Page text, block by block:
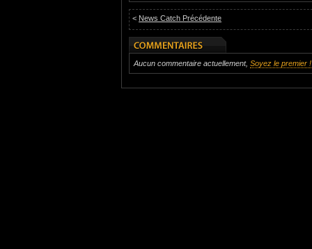
< News Catch Précédente
Aucun commentaire actuellement, Soyez le premier !